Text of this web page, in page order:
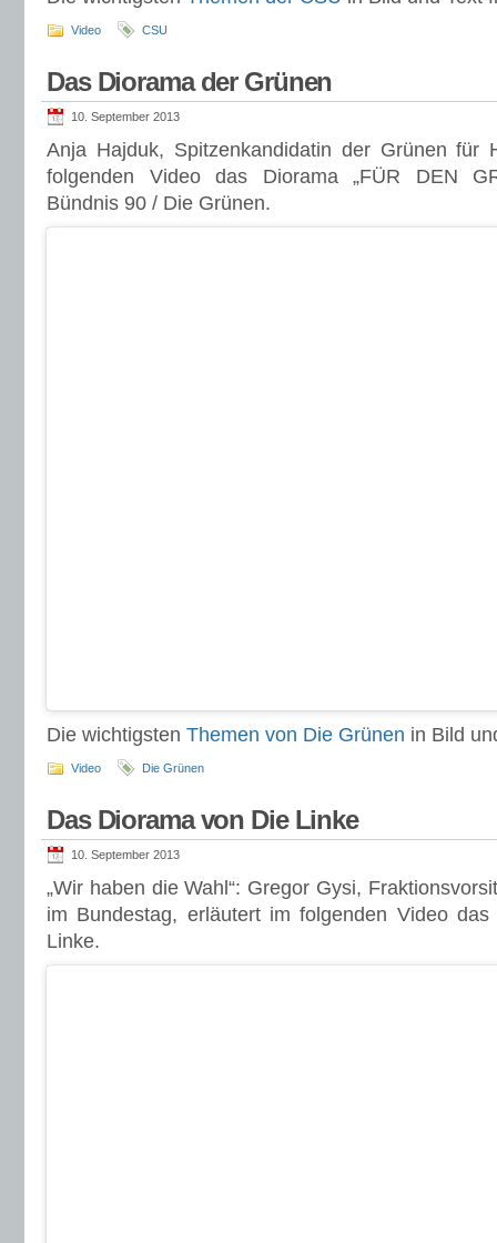
Video CSU
Das Diorama der Grünen
10. September 2013
Anja Hajduk, Spitzenkandidatin der Grünen für
folgenden Video das Diorama „FÜR DEN
Bündnis 90 / Die Grünen.
Die wichtigsten Themen von Die Grünen in Bild
Video Die Grünen
Das Diorama von Die Linke
10. September 2013
„Wir haben die Wahl“: Gregor Gysi,
im Bundestag, erläutert im folgenden Video
Linke.